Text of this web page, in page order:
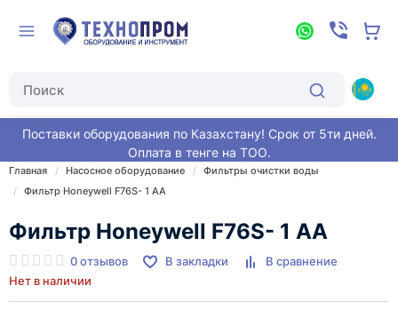
Поставки оборудования по Казахстану! Срок от 5ти дней.
Оплата в тенге на ТОО.
Главная Насосное оборудование
Фильтры очистки воды
Фильтр Honeywell F76S- 1 АА
Фильтр Honeywell F76S- 1 АА
0 отзывов В закладки
В сравнение
Нет в наличии